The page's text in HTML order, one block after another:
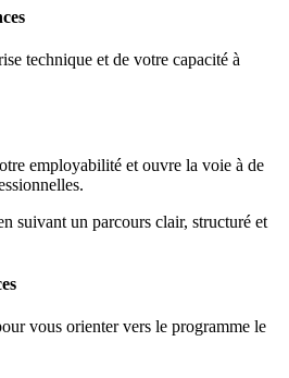
technique et de votre capacité à
employabilité et ouvre la voie à de
suivant un parcours clair, structuré et
vous orienter vers le programme le